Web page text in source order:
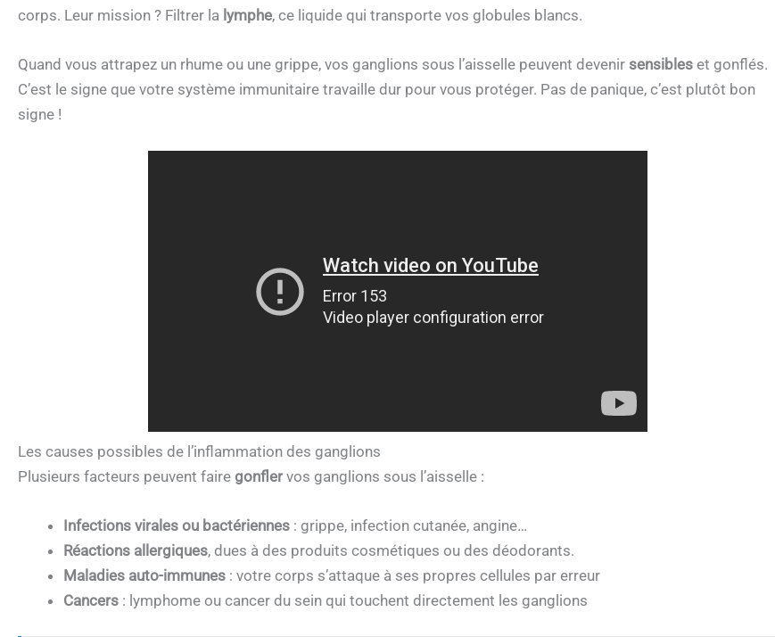
corps. Leur mission ? Filtrer la lymphe, ce liquide qui transporte vos globules blancs.
Quand vous attrapez un rhume ou une grippe, vos ganglions sous l’aisselle peuvent devenir sensibles et gonflés.
C’est le signe que votre système immunitaire travaille dur pour vous protéger. Pas de panique, c’est plutôt bon
signe !
Les causes possibles de l’inflammation des ganglions
Plusieurs facteurs peuvent faire gonflervos ganglions sous l’aisselle :
Infections virales ou bactériennes : grippe, infection cutanée, angine…
Réactions allergiques, dues à des produits cosmétiques ou des déodorants.
Maladies auto-immunes : votre corps s’attaque à ses propres cellules par erreur
Cancers : lymphome ou cancer du sein qui touchent directement les ganglions